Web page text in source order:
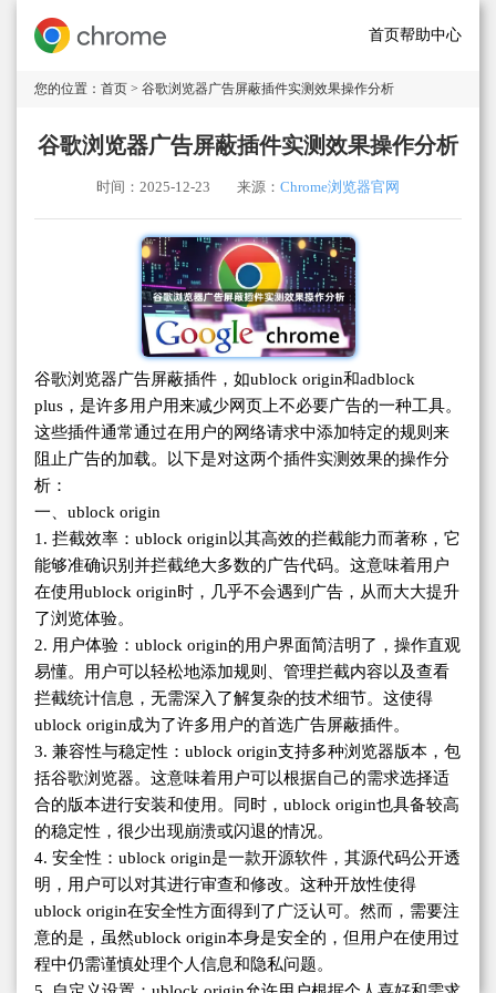
首页帮助中心
您的位置： 首页 > 谷歌浏览器广告屏蔽插件实测效果操作分析
谷歌浏览器广告屏蔽插件实测效果操作分析
时间：2025-12-23 来源： Chrome浏览器官网
谷歌浏览器广告屏蔽插件，如ublock origin和adblock
plus，是许多用户用来减少网页上不必要广告的一种工具。
这些插件通常通过在用户的网络请求中添加特定的规则来
阻止广告的加载。以下是对这两个插件实测效果的操作分
析：
一、ublock origin
1. 拦截效率：ublock origin以其高效的拦截能力而著称，它
能够准确识别并拦截绝大多数的广告代码。这意味着用户
在使用ublock origin时，几乎不会遇到广告，从而大大提升
了浏览体验。
2. 用户体验：ublock origin的用户界面简洁明了，操作直观
易懂。用户可以轻松地添加规则、管理拦截内容以及查看
拦截统计信息，无需深入了解复杂的技术细节。这使得
ublock origin成为了许多用户的首选广告屏蔽插件。
3. 兼容性与稳定性：ublock origin支持多种浏览器版本，包
括谷歌浏览器。这意味着用户可以根据自己的需求选择适
合的版本进行安装和使用。同时，ublock origin也具备较高
的稳定性，很少出现崩溃或闪退的情况。
4. 安全性：ublock origin是一款开源软件，其源代码公开透
明，用户可以对其进行审查和修改。这种开放性使得
ublock origin在安全性方面得到了广泛认可。然而，需要注
意的是，虽然ublock origin本身是安全的，但用户在使用过
程中仍需谨慎处理个人信息和隐私问题。